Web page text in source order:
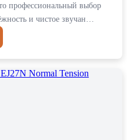
профессиональный выбор
и чистое звучан…